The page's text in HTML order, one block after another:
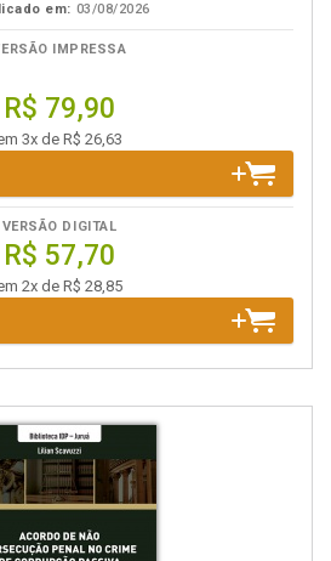
em: 03/08/2026
IMPRESSA
R$ 79,90
3x de R$ 26,63
VERSÃO DIGITAL
R$ 57,70
2x de R$ 28,85